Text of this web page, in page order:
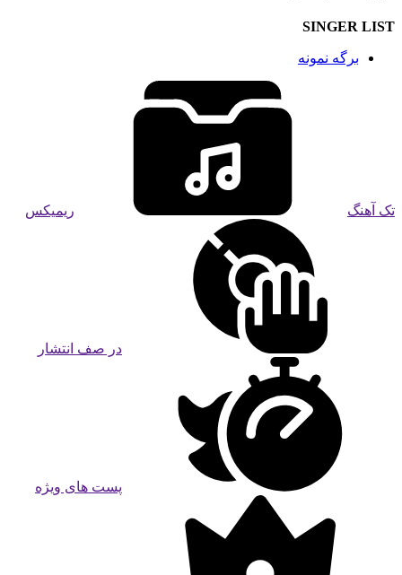
SINGER LIST
برگه نمونه
تک آهنگ ریمیکس
در صف انتشار
پست های ویژه